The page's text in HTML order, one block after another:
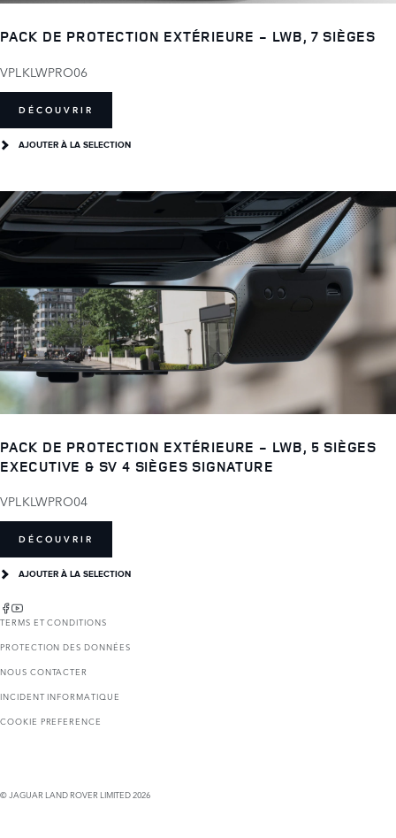
PACK DE PROTECTION EXTÉRIEURE - LWB, 7 SIÈGES
VPLKLWPRO06
DÉCOUVRIR
AJOUTER À LA SELECTION
PACK DE PROTECTION EXTÉRIEURE - LWB, 5 SIÈGES
EXECUTIVE & SV 4 SIÈGES SIGNATURE
VPLKLWPRO04
DÉCOUVRIR
AJOUTER À LA SELECTION
TERMS ET CONDITIONS
PROTECTION DES DONNÉES
NOUS CONTACTER
INCIDENT INFORMATIQUE
COOKIE PREFERENCE
© JAGUAR LAND ROVER LIMITED 2026